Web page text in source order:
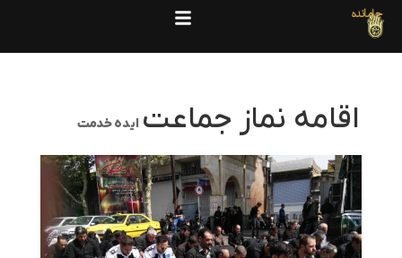
جامانده
اقامه نماز جماعت ایده خدمت